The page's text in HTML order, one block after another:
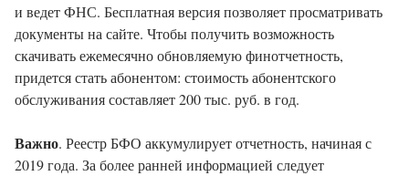
и ведет ФНС. Бесплатная версия позволяет просматривать
документы на сайте. Чтобы получить возможность
скачивать ежемесячно обновляемую финотчетность,
придется стать абонентом: стоимость абонентского
обслуживания составляет 200 тыс. руб. в год.
Важно. Реестр БФО аккумулирует отчетность, начиная с
2019 года. За более ранней информацией следует